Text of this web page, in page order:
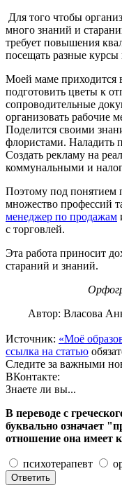
Для того чтобы
много знаний и
требует повышения
посещать разные курсы
Моей маме приходится
подготовить цветы к
сопроводительные
организовать рабочие
Поделится своими
флористами. Наладить
Создать рекламу на
коммунальными и
Поэтому под понятием
множество профессий
менеджер по продажам
с торговлей.
Эта работа приносит
стараний и знаний.
Автор: Власова
Источник: «Моё
ссылка на статью
Следите за важными
ВКонтакте:
Знаете ли вы...
В переводе с
буквально означает
отношение она имеет
психотерапевт